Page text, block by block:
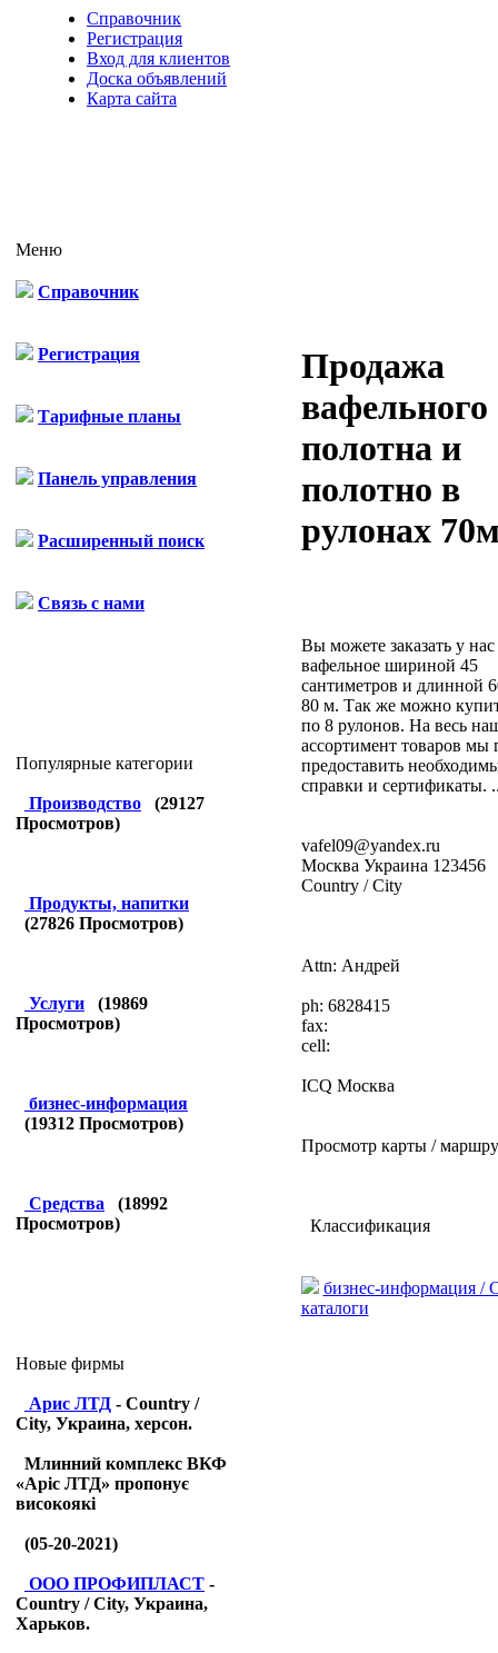
Справочник
Регистрация
Вход для клиентов
Доска объявлений
Карта сайта
Меню
Справочник
Регистрация
Тарифные планы
Панель управления
Расширенный поиск
Связь с нами
Популярные категории
Производство (29127
Просмотров)
Продукты, напитки
(27826 Просмотров)
Услуги (19869
Просмотров)
бизнес-информация
(19312 Просмотров)
Средства (18992
Просмотров)
Новые фирмы
Арис ЛТД - Country /
City, Украина, херсон.
Млинний комплекс ВКФ
«Аріс ЛТД» пропонує
високоякі
(05-20-2021)
ООО ПРОФИПЛАСТ -
Country / City, Украина,
Харьков.
Продажа
вафельного
полотна и
полотно в
рулонах
Вы можете заказать у
вафельное шириной 45
сантиметров и длинной
80 м. Так же можно
по 8 рулонов. На весь
ассортимент товаров мы
предоставить
справки и сертификаты.
vafel09@yandex.ru
Москва Украина 123456
Country / City
Attn: Андрей
ph: 6828415
fax:
cell:
ICQ Москва
Просмотр карты /
Классификация
бизнес-информация /
каталоги